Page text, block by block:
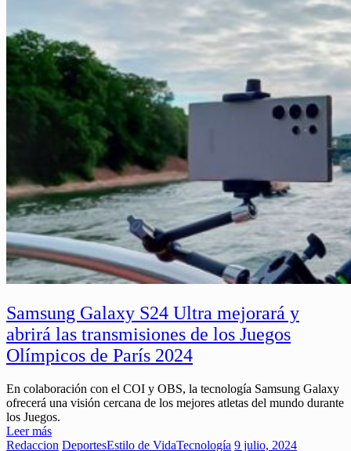
Samsung Galaxy S24 Ultra mejorará y
abrirá las transmisiones de los Juegos
Olímpicos de París 2024
En colaboración con el COI y OBS, la tecnología Samsung Galaxy
ofrecerá una visión cercana de los mejores atletas del mundo durante
los Juegos.
Leer más
Redaccion DeportesEstilo de VidaTecnología 9 julio, 2024